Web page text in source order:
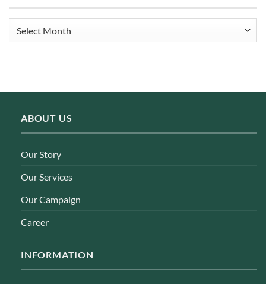
Archives
ABOUT US
Our Story
Our Services
Our Campaign
Career
INFORMATION